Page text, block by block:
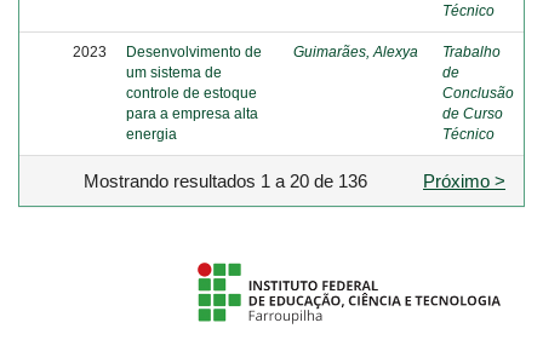
Técnico
2023
Desenvolvimento de
um sistema de
controle de estoque
para a empresa alta
energia
Guimarães, Alexya
Trabalho
de
Conclusão
de Curso
Técnico
Mostrando resultados 1 a 20 de 136 Próximo >